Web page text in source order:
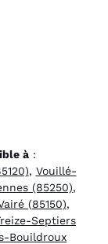
à:
, Vouillé-
(85250),
(85150),
Septiers
Bouildroux